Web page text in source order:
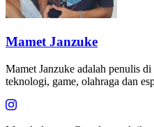
Mamet Janzuke
Mamet Janzuke adalah penulis
teknologi, game, olahraga dan